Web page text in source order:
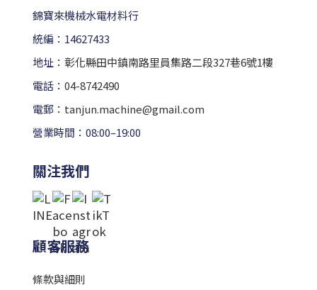
錦寶來機械水電材料行
統編：14627433
地址： 彰化縣田中鎮南路里員集路二段327巷6號1樓
電話： 04-8742490
電郵： tanjun.machine@gmail.com
營業時間：08:00–19:00
關注我們
顧客服務
條款與細則